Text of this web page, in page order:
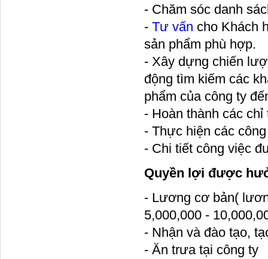
- Chăm sóc danh
- Tư vấn cho Khách
sản phẩm phù hợp.
- Xây dựng chiến
động tìm kiếm các
phẩm của công ty
- Hoàn thành các
- Thực hiện các
- Chi tiết công việc
Quyền lợi được
- Lương cơ bản(
5,000,000 -
- Nhận và đào tạo,
- Ăn trưa tại công ty